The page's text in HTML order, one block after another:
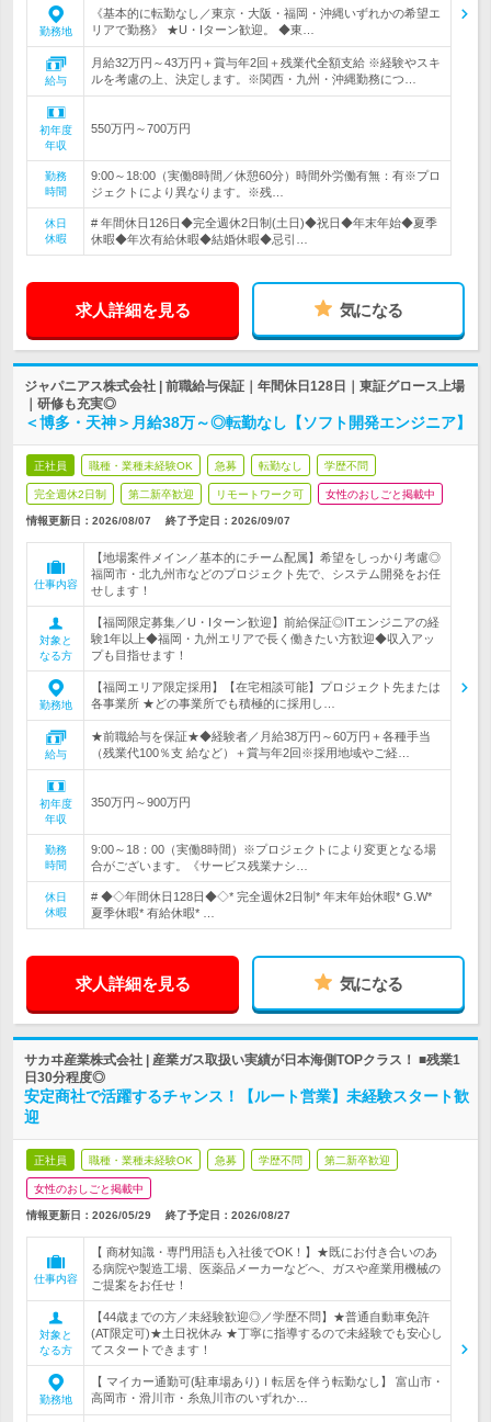
勤務地
《基本的に転勤なし／東京・大阪・福岡・沖縄いずれかの希望エ
リアで勤務》 ★U・Iターン歓迎。 ◆東…
給与
月給32万円～43万円＋賞与年2回＋残業代全額支給 ※経験やスキ
ルを考慮の上、決定します。※関西・九州・沖縄勤務につ…
初年度
年収
550万円～700万円
勤務
時間
9:00～18:00（実働8時間／休憩60分）時間外労働有無：有※プロ
ジェクトにより異なります。※残…
休日
休暇
# 年間休日126日◆完全週休2日制(土日)◆祝日◆年末年始◆夏季
休暇◆年次有給休暇◆結婚休暇◆忌引…
求人詳細を見る 気になる
ジャパニアス株式会社 | 前職給与保証｜年間休日128日｜東証グロース上場
｜研修も充実◎
＜博多・天神＞月給38万～◎転勤なし【ソフト開発エンジニア】
正社員 職種・業種未経験OK 急募 転勤なし 学歴不問
完全週休2日制 第二新卒歓迎 リモートワーク可 女性のおしごと掲載中
情報更新日：2026/08/07 終了予定日： 2026/09/07
仕事内容
【地場案件メイン／基本的にチーム配属】希望をしっかり考慮◎
福岡市・北九州市などのプロジェクト先で、システム開発をお任
せします！
対象と
なる方
【福岡限定募集／U・Iターン歓迎】前給保証◎ITエンジニアの経
験1年以上◆福岡・九州エリアで長く働きたい方歓迎◆収入アッ
プも目指せます！
勤務地
【福岡エリア限定採用】【在宅相談可能】プロジェクト先または
各事業所 ★どの事業所でも積極的に採用し…
給与
★前職給与を保証★◆経験者／月給38万円～60万円＋各種手当
（残業代100％支 給など）＋賞与年2回※採用地域やご経…
初年度
年収
350万円～900万円
勤務
時間
9:00～18：00（実働8時間）※プロジェクトにより変更となる場
合がございます。《サービス残業ナシ…
休日
休暇
# ◆◇年間休日128日◆◇* 完全週休2日制* 年末年始休暇* G.W*
夏季休暇* 有給休暇* …
求人詳細を見る 気になる
サカヰ産業株式会社 | 産業ガス取扱い実績が日本海側TOPクラス！ ■残業1
日30分程度◎
安定商社で活躍するチャンス！【ルート営業】未経験スタート歓
迎
正社員 職種・業種未経験OK 急募 学歴不問 第二新卒歓迎
女性のおしごと掲載中
情報更新日：2026/05/29 終了予定日： 2026/08/27
仕事内容
【 商材知識・専門用語も入社後でOK！】★既にお付き合いのあ
る病院や製造工場、医薬品メーカーなどへ、ガスや産業用機械の
ご提案をお任せ！
対象と
なる方
【44歳までの方／未経験歓迎◎／学歴不問】★普通自動車免許
(AT限定可)★土日祝休み ★丁寧に指導するので未経験でも安心し
てスタートできます！
勤務地
【 マイカー通勤可(駐車場あり)ｌ転居を伴う転勤なし】 富山市・
高岡市・滑川市・糸魚川市のいずれか…